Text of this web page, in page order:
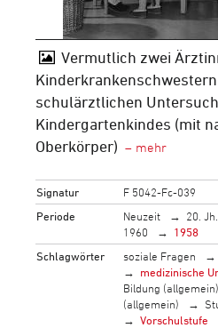
Vermutlich zwei
schulärztlichen
Kindergartenkindes (mit
Oberkörper)
Signatur
F 5042-Fc-039
Periode
Neuzeit 20. Jh.
1960
1958
Schlagwörter
soziale Fragen
medizinische
Bildung (allgemein)
(allgemein)
Vorschulstufe